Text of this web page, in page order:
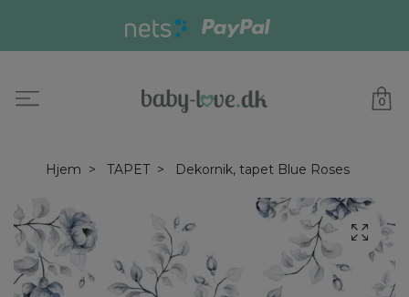
0
Hjem TAPET Dekornik, tapet Blue Roses